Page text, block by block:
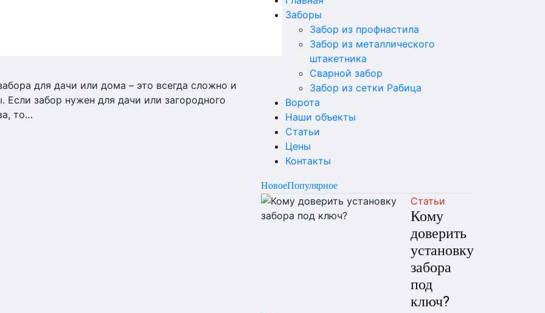
для дачи или дома – это всегда сложно и
забор нужен для дачи или загородного
то…
Заборы
Забор из профнастила
Забор из металлического
штакетника
Сварной забор
Забор из сетки Рабица
Ворота
Наши объекты
Статьи
Цены
Контакты
НовоеПопулярное
Статьи
Кому
доверить
установку
забора
под
ключ?